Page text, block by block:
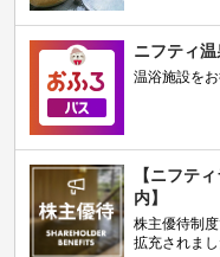
ニフティ
温浴施設を
【ニフテ
内】
株主優待制
拡充されまし